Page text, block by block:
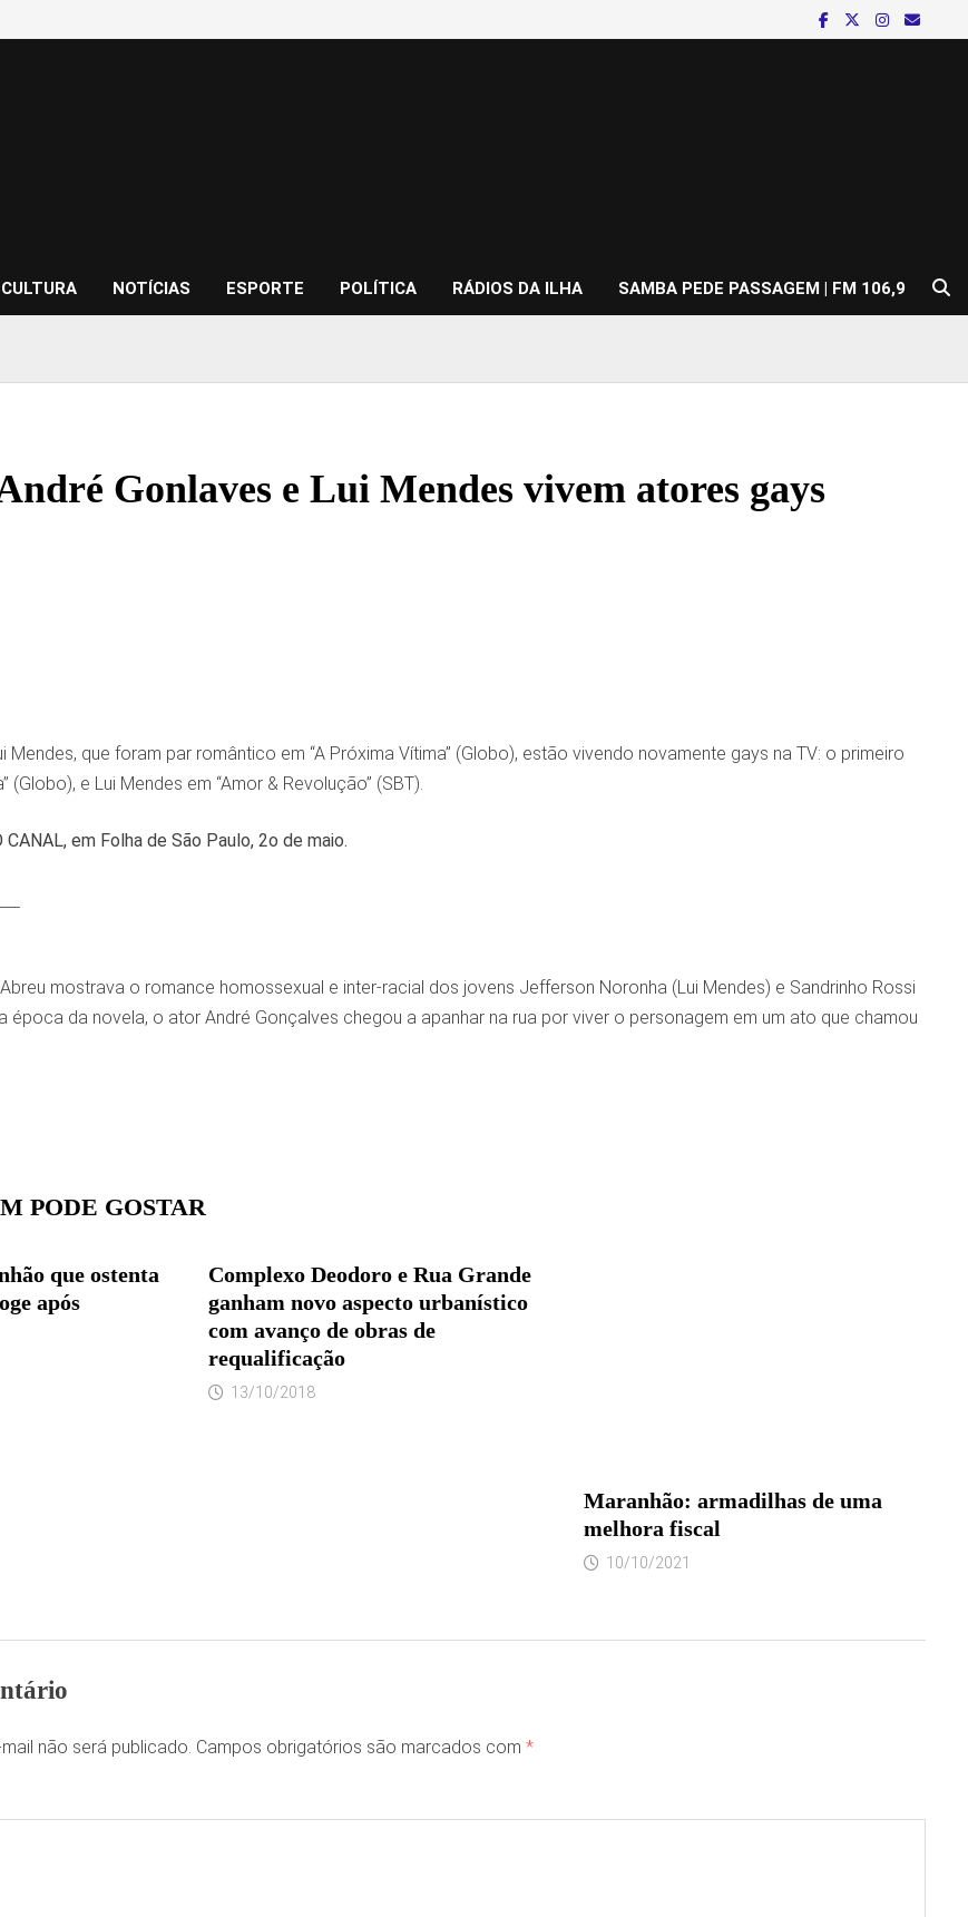
CULTURA NOTÍCIAS ESPORTE POLÍTICA RÁDIOS DA ILHA SAMBA PEDE PASSAGEM | FM 106,9
Gonlaves e Lui Mendes vivem atores gays
Mendes, que foram par romântico em “A Próxima Vítima” (Globo), estão vivendo novamente gays na TV: o primeiro
(Globo), e Lui Mendes em “Amor & Revolução” (SBT).
CANAL, em Folha de São Paulo, 2o de maio.
mostrava o romance homossexual e inter-racial dos jovens Jefferson Noronha (Lui Mendes) e Sandrinho Rossi
época da novela, o ator André Gonçalves chegou a apanhar na rua por viver o personagem em um ato que chamou
PODE GOSTAR
que ostenta
após
Complexo Deodoro e Rua Grande
ganham novo aspecto urbanístico
com avanço de obras de
requalificação
13/10/2018
Maranhão: armadilhas de uma
melhora fiscal
10/10/2021
não será publicado. Campos obrigatórios são marcados com *